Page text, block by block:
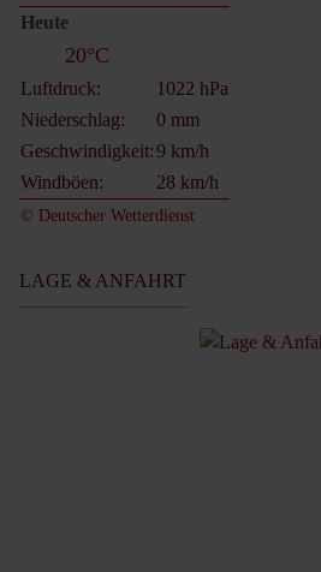
Heute
20°C
Luftdruck:
1022 hPa
Niederschlag:
0 mm
Geschwindigkeit:9 km/h
Windböen:
28 km/h
© Deutscher Wetterdienst
LAGE & ANFAHRT